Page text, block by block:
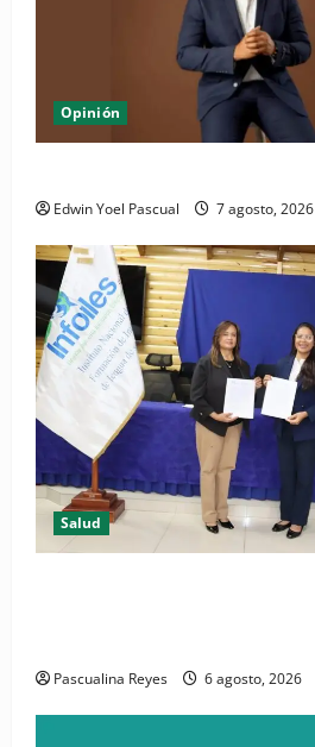
Opinión
Edwin Yoel Pascual 7 agosto, 2026
Salud
Pascualina Reyes 6 agosto, 2026